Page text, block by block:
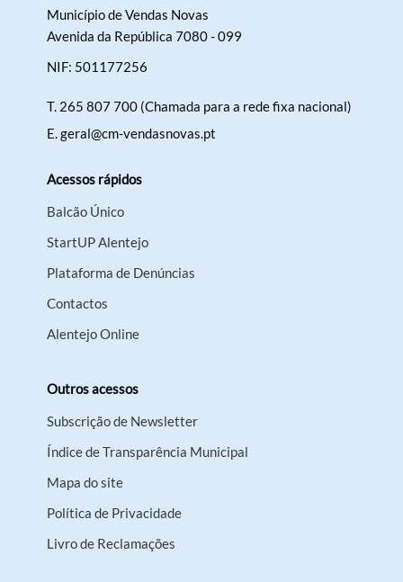
Município de Vendas Novas
Avenida da República 7080 - 099
NIF: 501177256
T. 265 807 700 (Chamada para a rede fixa nacional)
E.geral@cm-vendasnovas.pt
Acessos rápidos
Balcão Único
StartUP Alentejo
Plataforma de Denúncias
Contactos
Alentejo Online
Outros acessos
Subscrição de Newsletter
Índice de Transparência Municipal
Mapa do site
Política de Privacidade
Livro de Reclamações